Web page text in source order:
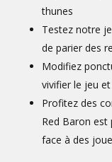
thunes
Testez notre
de parier des
Modifiez
vivifier le jeu
Profitez des
Red Baron
face à des